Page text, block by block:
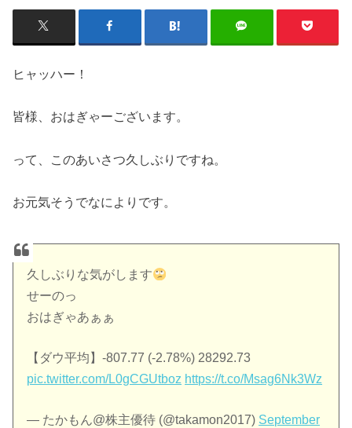
ヒャッハー！
皆様、おはぎゃーございます。
って、このあいさつ久しぶりですね。
お元気そうでなによりです。
久しぶりな気がします
せーのっ
おはぎゃあぁぁ
【ダウ平均】-807.77 (-2.78%) 28292.73
pic.twitter.com/L0gCGUtboz https://t.co/Msag6Nk3Wz
— たかもん@株主優待 (@takamon2017) September